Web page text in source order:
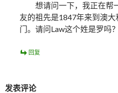
想请问一下，我正在帮
友的祖先是1847年来到澳
门。请问Law这个姓是罗吗？
回复
发表评论